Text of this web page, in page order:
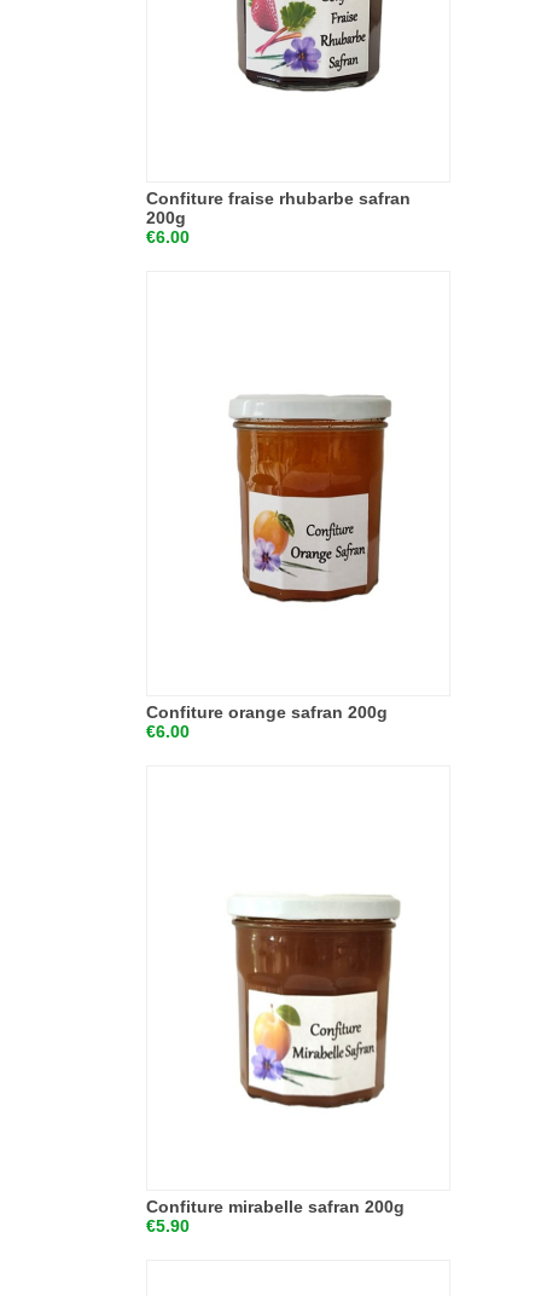
Confiture fraise rhubarbe safran
200g
€6.00
Confiture orange safran 200g
€6.00
Confiture mirabelle safran 200g
€5.90